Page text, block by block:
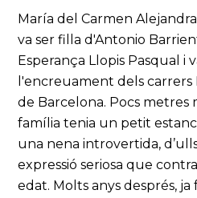
María del Carmen
va ser filla d'Antonio
Esperança Llopis Pasqual i
l'encreuament dels carrers
de Barcelona. Pocs metres
família tenia un petit
una nena introvertida,
expressió seriosa que
edat. Molts anys després, ja